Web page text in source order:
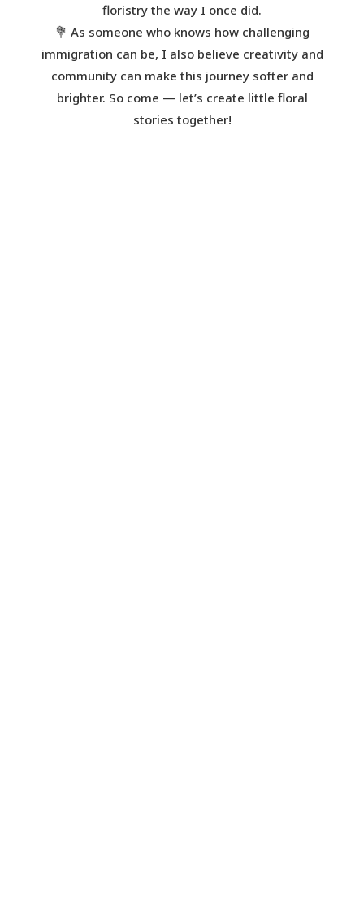
floristry the way I once did.
💐 As someone who knows how challenging
immigration can be, I also believe creativity and
community can make this journey softer and
brighter. So come — let’s create little floral
stories together!